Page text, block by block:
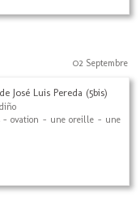
02 Septembre
José Luis Pereda (5bis)
- ovation - une oreille - une